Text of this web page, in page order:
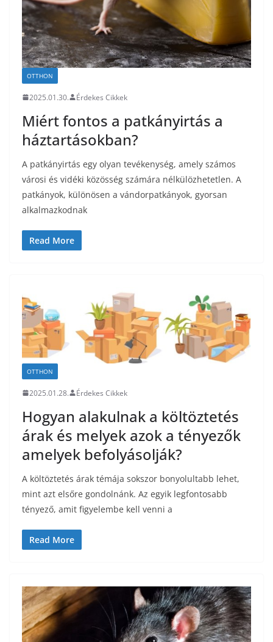
OTTHON
2025.01.30. Érdekes Cikkek
Miért fontos a patkányirtás a
háztartásokban?
A patkányirtás egy olyan tevékenység, amely számos
városi és vidéki közösség számára nélkülözhetetlen. A
patkányok, különösen a vándorpatkányok, gyorsan
alkalmazkodnak
Read More
OTTHON
2025.01.28. Érdekes Cikkek
Hogyan alakulnak a költöztetés
árak és melyek azok a tényezők
amelyek befolyásolják?
A költöztetés árak témája sokszor bonyolultabb lehet,
mint azt elsőre gondolnánk. Az egyik legfontosabb
tényező, amit figyelembe kell venni a
Read More